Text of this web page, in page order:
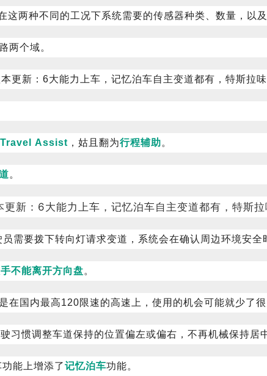
这两种不同的工况下系统需要的传感器种类、数量，以
两个域。
Travel Assist ，姑且翻为行程辅助。
。
需要拨下转向灯请求变道，系统会在确认周边环境安全
不能离开方向盘。
国内最高120限速的高速上，使用的机会可能就少了很
惯调整车道保持的位置偏左或偏右，不再机械保持居
功能上增添了记忆泊车功能。